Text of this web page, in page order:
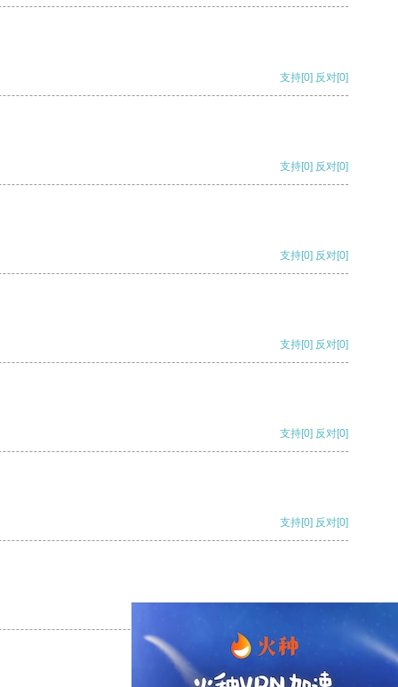
支持[0] 反对[0]
支持[0] 反对[0]
支持[0] 反对[0]
支持[0] 反对[0]
支持[0] 反对[0]
支持[0] 反对[0]